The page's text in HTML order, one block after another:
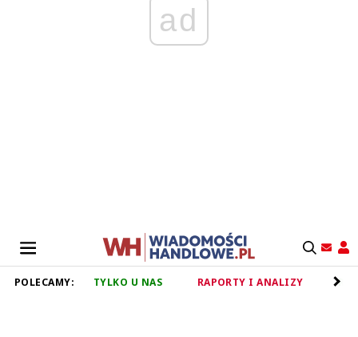
ad
POLECAMY: TYLKO U NAS RAPORTY I ANALIZY